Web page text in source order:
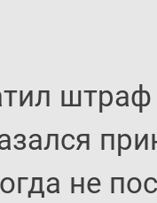
не